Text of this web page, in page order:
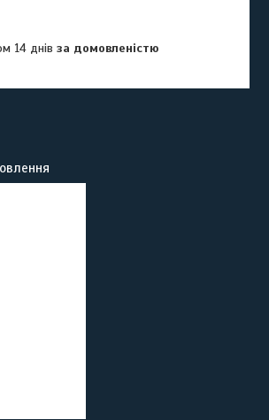
14 днівза домовленістю